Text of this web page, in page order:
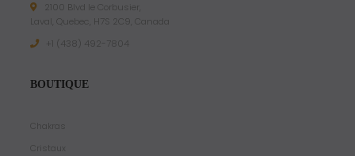
2100 Blvd le Corbusier,
Laval, Quebec, H7S 2C9, Canada
+1 ‪(438) 492-7804‬
BOUTIQUE
Chakras
Cristaux